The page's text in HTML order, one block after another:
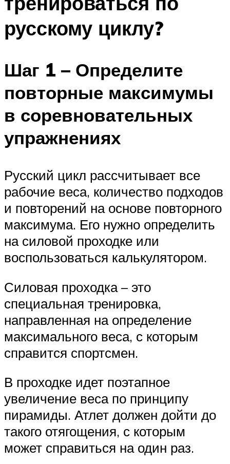
русскому циклу?
Шаг 1 – Определите
повторные максимумы
в соревновательных
упражнениях
Русский цикл рассчитывает все
рабочие веса, количество подходов
и повторений на основе повторного
максимума. Его нужно определить
на силовой проходке или
воспользоваться калькулятором.
Силовая проходка – это
специальная тренировка,
направленная на определение
максимального веса, с которым
справится спортсмен.
В проходке идет поэтапное
увеличение веса по принципу
пирамиды. Атлет должен дойти до
такого отягощения, с которым
может справиться на один раз.